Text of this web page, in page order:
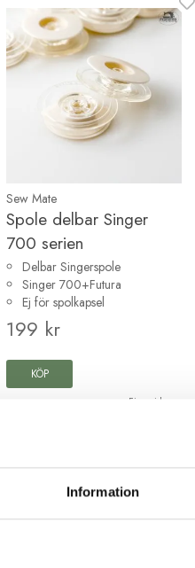
Information
Sew Mate
Spole delbar Singer
700 serien
Delbar Singerspole
Singer 700+Futura
Ej för spolkapsel
199 kr
KÖP
Finns i lager